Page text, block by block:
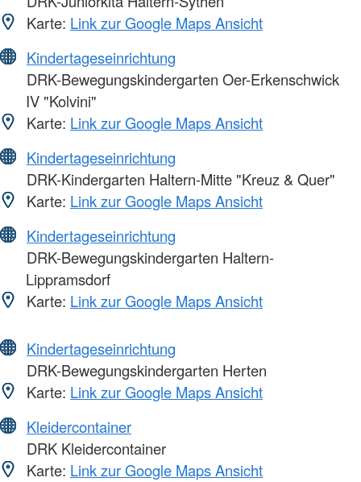
Karte: Link zur Google Maps Ansicht
Kindertageseinrichtung
DRK-Bewegungskindergarten Oer-Erkenschwick
IV "Kolvini"
Karte: Link zur Google Maps Ansicht
Kindertageseinrichtung
DRK-Kindergarten Haltern-Mitte "Kreuz & Quer"
Karte: Link zur Google Maps Ansicht
Kindertageseinrichtung
DRK-Bewegungskindergarten Haltern-
Lippramsdorf
Karte: Link zur Google Maps Ansicht
Kindertageseinrichtung
DRK-Bewegungskindergarten Herten
Karte: Link zur Google Maps Ansicht
Kleidercontainer
DRK Kleidercontainer
Karte: Link zur Google Maps Ansicht